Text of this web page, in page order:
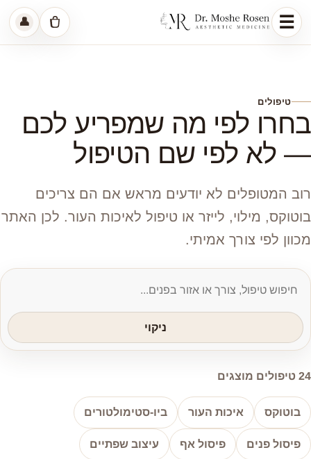
☰
👤
סל קניות
טיפולים
בחרו לפי מה שמפריע לכם
— לא לפי שם הטיפול
רוב המטופלים לא יודעים מראש אם הם צריכים
בוטוקס, מילוי, לייזר או טיפול לאיכות העור. לכן האתר
מכוון לפי צורך אמיתי.
ניקוי
24 טיפולים מוצגים
בוטוקס איכות העור ביו-סטימולטורים
פיסול פנים פיסול אף עיצוב שפתיים